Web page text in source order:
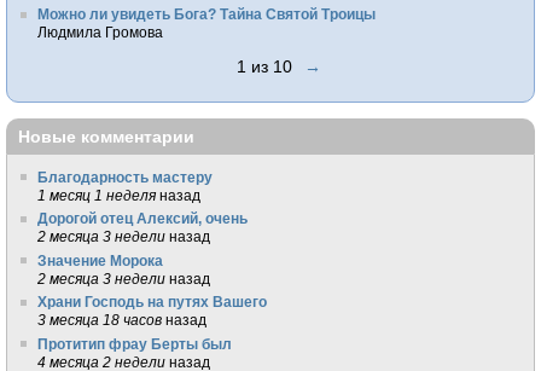
Можно ли увидеть Бога? Тайна Святой Троицы
Людмила Громова
1 из 10 →
Новые комментарии
Благодарность мастеру
1 месяц 1 неделя назад
Дорогой отец Алексий, очень
2 месяца 3 недели назад
Значение Морока
2 месяца 3 недели назад
Храни Господь на путях Вашего
3 месяца 18 часов назад
Протитип фрау Берты был
4 месяца 2 недели назад